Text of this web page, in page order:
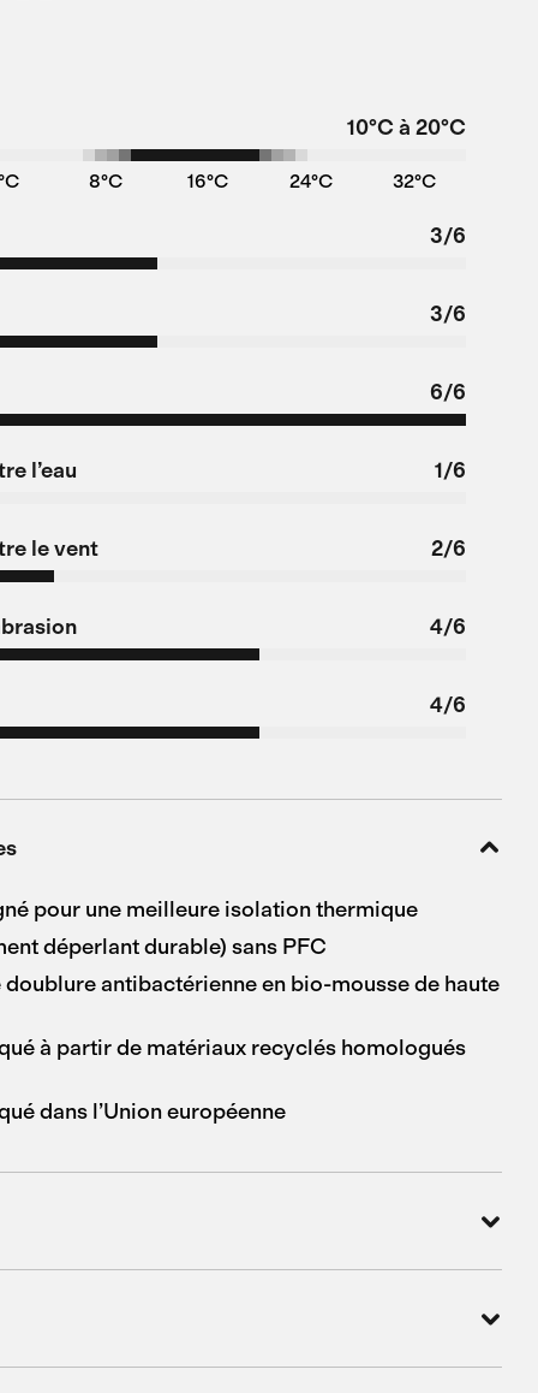
10°C à 20°C
8°C 16°C 24°C 32°C
3/6
3/6
6/6
l’eau 1/6
le vent 2/6
4/6
4/6
pour une meilleure isolation thermique
déperlant durable) sans PFC
doublure antibactérienne en bio-mousse de haute
à partir de matériaux recyclés homologués
dans l’Union européenne